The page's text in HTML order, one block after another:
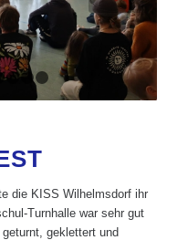
2 3 4 5 8
die KISS Wilhelmsdorf ihr
Turnhalle war sehr gut
geklettert und